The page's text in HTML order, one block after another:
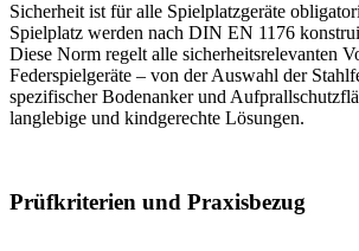
Sicherheit ist für alle Spielplatzgeräte
Spielplatz werden nach DIN EN 1176
Diese Norm regelt alle sicherheitsrelevanten
Federspielgeräte – von der Auswahl der
spezifischer Bodenanker und
langlebige und kindgerechte Lösungen.
Prüfkriterien und Praxisbezug